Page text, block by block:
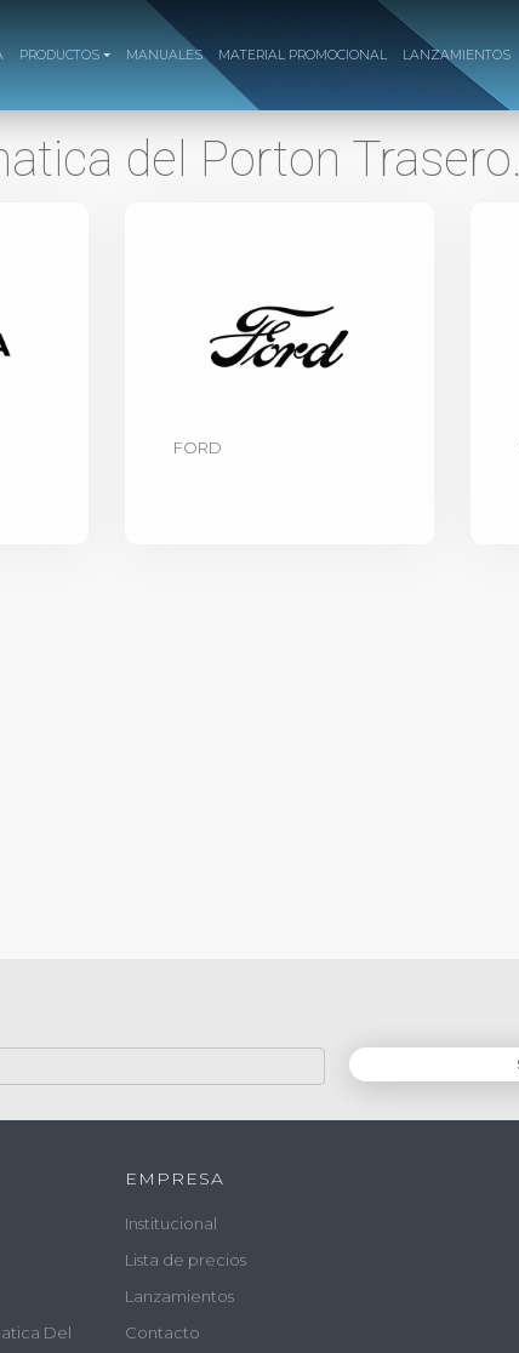
PRODUCTOS MANUALES MATERIAL PROMOCIONAL LANZAMIENTOS
del Porton Trasero.
FORD
Del
EMPRESA
Institucional
Lista de precios
Lanzamientos
Contacto